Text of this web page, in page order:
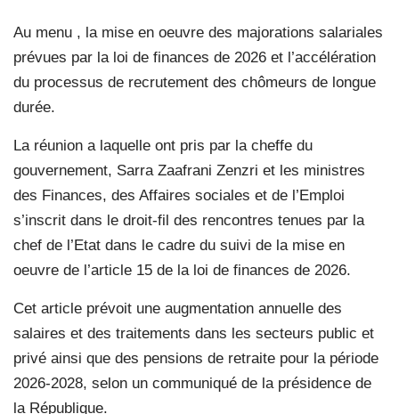
Au menu , la mise en oeuvre des majorations salariales
prévues par la loi de finances de 2026 et l’accélération
du processus de recrutement des chômeurs de longue
durée.
La réunion a laquelle ont pris par la cheffe du
gouvernement, Sarra Zaafrani Zenzri et les ministres
des Finances, des Affaires sociales et de l’Emploi
s’inscrit dans le droit-fil des rencontres tenues par la
chef de l’Etat dans le cadre du suivi de la mise en
oeuvre de l’article 15 de la loi de finances de 2026.
Cet article prévoit une augmentation annuelle des
salaires et des traitements dans les secteurs public et
privé ainsi que des pensions de retraite pour la période
2026-2028, selon un communiqué de la présidence de
la République.